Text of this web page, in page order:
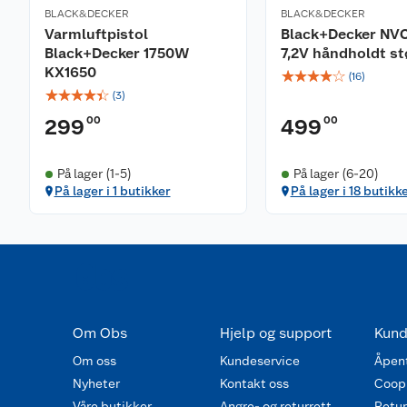
BLACK&DECKER
Varmluftpistol
Black+Decker 1750W
KX1650
☆☆☆☆☆ (3)
299 00
På lager (1-5)
På lager i 1 butikker
BLACK&DECKER
Black+Decker
7,2V håndholdt
☆☆☆☆☆ (16)
499 00
På lager (6-20)
På lager i 18
Om Obs
Om oss
Nyheter
Hjelp og support
Kundeservice
Kontakt oss